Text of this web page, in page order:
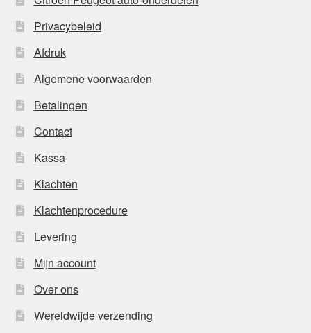
Privacybeleid
Afdruk
Algemene voorwaarden
Betalingen
Contact
Kassa
Klachten
Klachtenprocedure
Levering
Mijn account
Over ons
Wereldwijde verzending